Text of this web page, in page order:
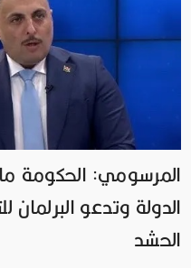
المرسومي: الحكومة
الدولة وتدعو
الحشد